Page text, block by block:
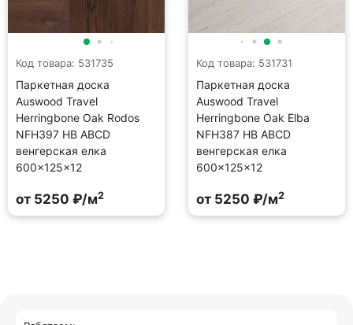
Код товара: 531735
Паркетная доска
Auswood Travel
Herringbone Oak Rodos
NFH397 HB АBСD
венгерская елка
600×125×12
от 5250 ₽/м2
Код товара: 531731
Паркетная доска
Auswood Travel
Herringbone Oak Elba
NFH387 HB АBСD
венгерская елка
600×125×12
от 5250 ₽/м2